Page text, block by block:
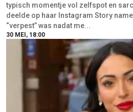
typisch momentje vol zelfspot en
deelde op haar Instagram Story
“verpest” was nadat me...
30 MEI, 18:00